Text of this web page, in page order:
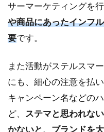
サーマーケティングを行
や商品にあったインフ
要です。
また活動がステルスマ
にも、細心の注意を払
キャンペーン名などの
ど、 ステマと思われな
かないと、ブランドを